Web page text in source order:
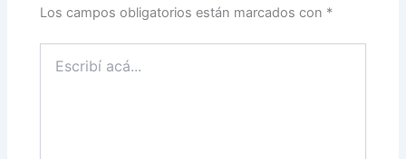
Los campos obligatorios están marcados con *
acá...